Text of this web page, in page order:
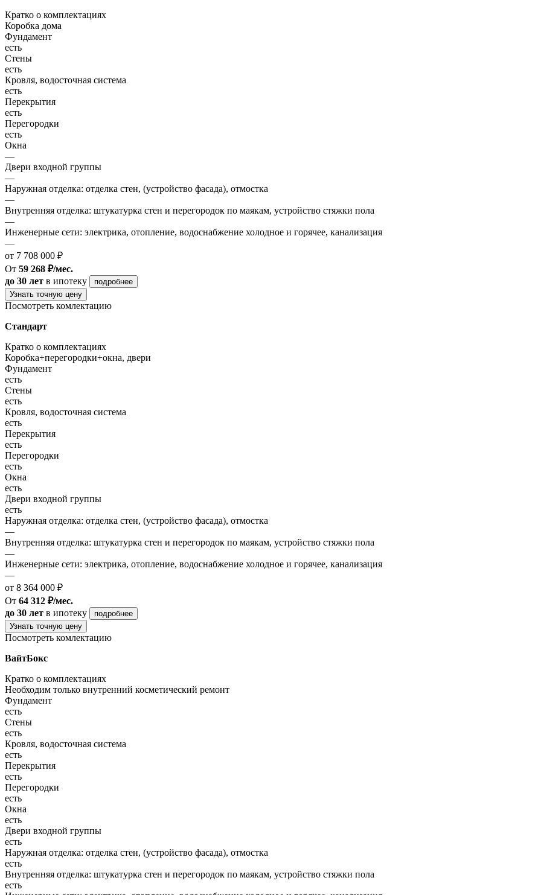
Кратко о комплектациях
Коробка дома
Фундамент
есть
Стены
есть
Кровля, водосточная система
есть
Перекрытия
есть
Перегородки
есть
Окна
—
Двери входной группы
—
Наружная отделка: отделка стен, (устройство фасада), отмостка
—
Внутренняя отделка: штукатурка стен и перегородок по маякам, устройство стяжки пола
—
Инженерные сети: электрика, отопление, водоснабжение холодное и горячее, канализация
—
от 7 708 000 ₽
От 59 268 ₽/мес.
до 30 лет в ипотеку
подробнее
Узнать точную цену
Посмотреть комлектацию
Стандарт
Кратко о комплектациях
Коробка+перегородки+окна, двери
Фундамент
есть
Стены
есть
Кровля, водосточная система
есть
Перекрытия
есть
Перегородки
есть
Окна
есть
Двери входной группы
есть
Наружная отделка: отделка стен, (устройство фасада), отмостка
—
Внутренняя отделка: штукатурка стен и перегородок по маякам, устройство стяжки пола
—
Инженерные сети: электрика, отопление, водоснабжение холодное и горячее, канализация
—
от 8 364 000 ₽
От 64 312 ₽/мес.
до 30 лет в ипотеку
подробнее
Узнать точную цену
Посмотреть комлектацию
ВайтБокс
Кратко о комплектациях
Необходим только внутренний косметический ремонт
Фундамент
есть
Стены
есть
Кровля, водосточная система
есть
Перекрытия
есть
Перегородки
есть
Окна
есть
Двери входной группы
есть
Наружная отделка: отделка стен, (устройство фасада), отмостка
есть
Внутренняя отделка: штукатурка стен и перегородок по маякам, устройство стяжки пола
есть